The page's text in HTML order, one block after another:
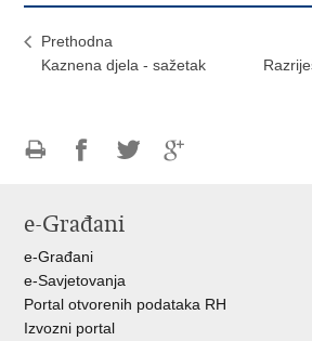
Prethodna
Kaznena djela - sažetak
FacebookuTwitteru
e-Građani
e-Građani
e-Savjetovanja
Portal otvorenih podataka RH
Izvozni portal